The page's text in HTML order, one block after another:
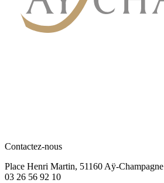
Contactez-nous
Place Henri Martin, 51160 Aÿ-Champagne
03 26 56 92 10